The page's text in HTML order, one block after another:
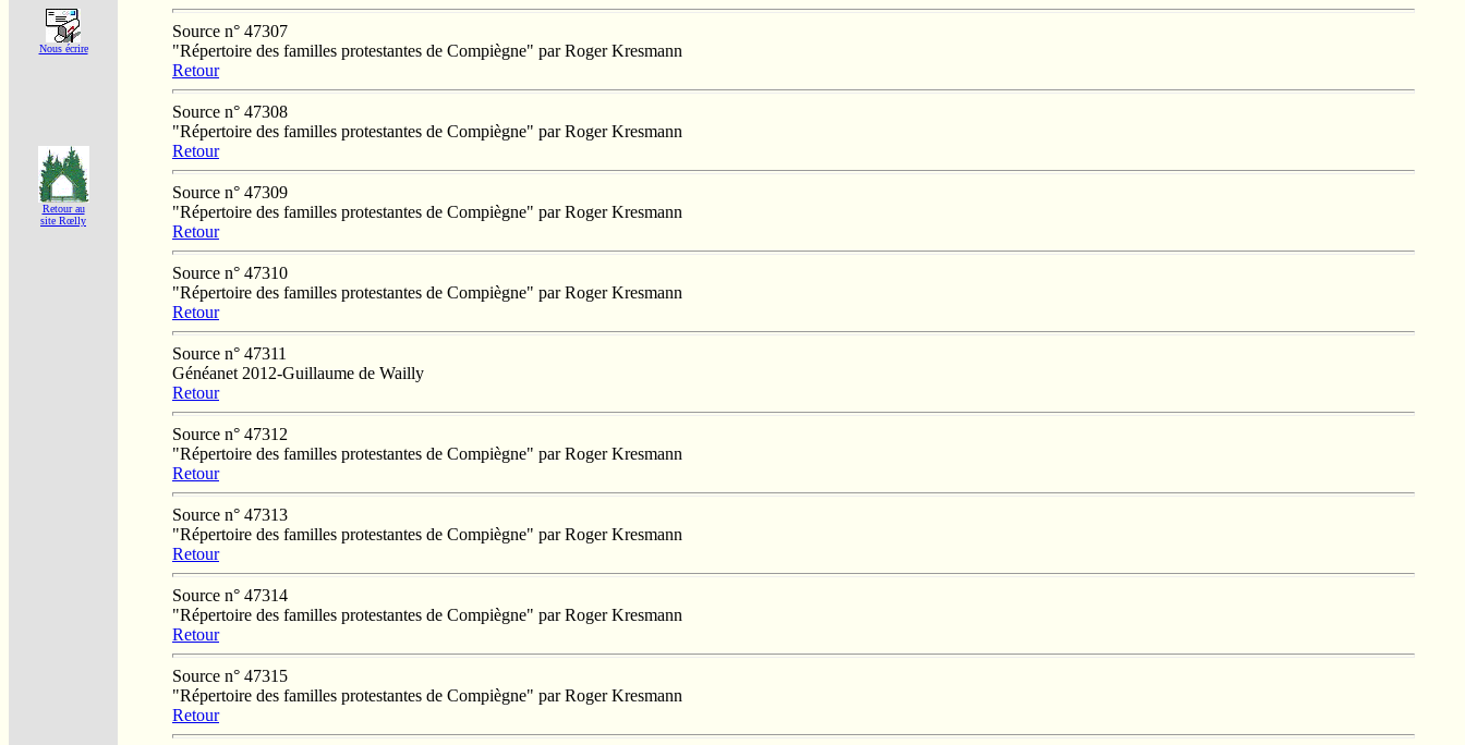
Nous écrire
Retour au
site Rœlly
Source n° 47307
"Répertoire des familles protestantes de Compiègne" par Roger Kresmann
Retour
Source n° 47308
"Répertoire des familles protestantes de Compiègne" par Roger Kresmann
Retour
Source n° 47309
"Répertoire des familles protestantes de Compiègne" par Roger Kresmann
Retour
Source n° 47310
"Répertoire des familles protestantes de Compiègne" par Roger Kresmann
Retour
Source n° 47311
Généanet 2012-Guillaume de Wailly
Retour
Source n° 47312
"Répertoire des familles protestantes de Compiègne" par Roger Kresmann
Retour
Source n° 47313
"Répertoire des familles protestantes de Compiègne" par Roger Kresmann
Retour
Source n° 47314
"Répertoire des familles protestantes de Compiègne" par Roger Kresmann
Retour
Source n° 47315
"Répertoire des familles protestantes de Compiègne" par Roger Kresmann
Retour